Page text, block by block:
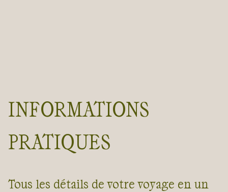
INFORMATIONS
PRATIQUES
Tous les détails de votre voyage en un